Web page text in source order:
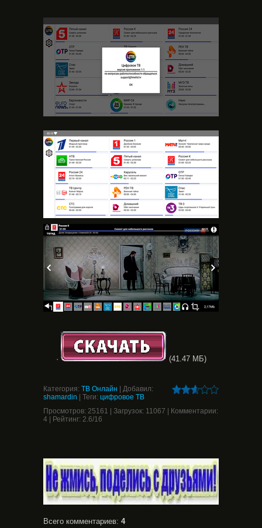
· (41.47 МБ)
Категория: ТВ Онлайн Добавил:
shamardin
Теги: цифровое ТВ
Просмотров: 25161 Загрузок: 11067 Комментарии:
4
Рейтинг: 2.6/16
Всего комментариев: 4